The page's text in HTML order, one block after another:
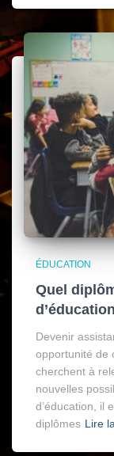
ÉDUCATION
Quel
Devenir
opportunité de
cherchent à
nouvelles
d’éducation, il
diplômes Lire